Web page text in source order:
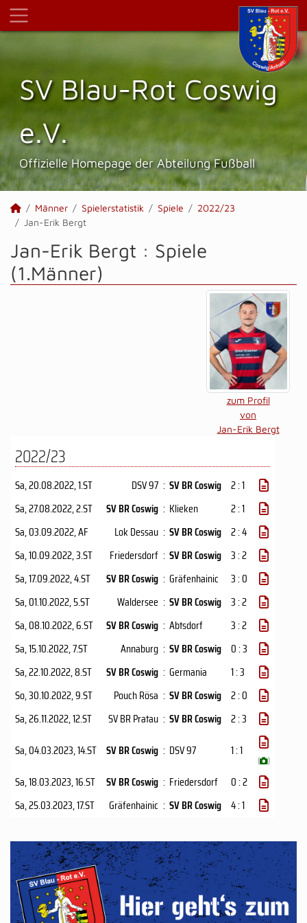
SV Blau-Rot Coswig
e.V.
Offizielle Homepage der Abteilung Fußball
Männer Spielerstatistik Spiele
2022/23
Jan-Erik Bergt
Jan-Erik Bergt : Spiele
(1.Männer)
zum Profil
von
Jan-Erik Bergt
2022/23
Sa, 20.08.2022, 1.ST DSV 97 : SV BR Coswig 2 : 1
Sa, 27.08.2022, 2.ST SV BR Coswig : Klieken
2 : 1
Sa, 03.09.2022, AF Lok Dessau : SV BR Coswig 2 : 4
Sa, 10.09.2022, 3.ST Friedersdorf : SV BR Coswig 3 : 2
Sa, 17.09.2022, 4.ST SV BR Coswig : Gräfenhainic
3 : 0
Sa, 01.10.2022, 5.ST Waldersee : SV BR Coswig 3 : 2
Sa, 08.10.2022, 6.ST SV BR Coswig : Abtsdorf
3 : 2
Sa, 15.10.2022, 7.ST Annaburg : SV BR Coswig 0 : 3
Sa, 22.10.2022, 8.ST SV BR Coswig : Germania
1 : 3
So, 30.10.2022, 9.ST Pouch Rösa : SV BR Coswig 2 : 0
Sa, 26.11.2022, 12.ST SV BR Pratau : SV BR Coswig 2 : 3
Sa, 04.03.2023, 14.ST SV BR Coswig : DSV 97 1 : 1
( )
Sa, 18.03.2023, 16.ST SV BR Coswig : Friedersdorf
0 : 2
Sa, 25.03.2023, 17.ST Gräfenhainic : SV BR Coswig 4 : 1